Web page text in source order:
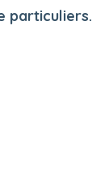
particuliers.